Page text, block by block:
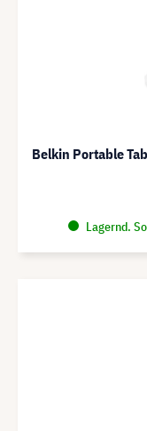
Belkin Portable
Lagernd.